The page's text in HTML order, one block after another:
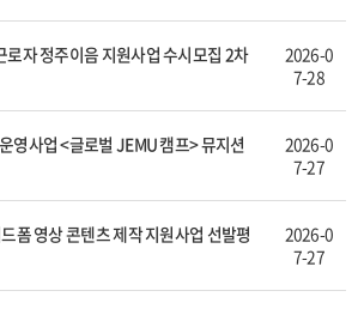
자 정주이음 지원사업 수시모집 2차
2026-0
7-28
영사업 <글로벌 JEMU 캠프> 뮤지션
2026-0
7-27
폼 영상 콘텐츠 제작 지원사업 선발평
2026-0
7-27